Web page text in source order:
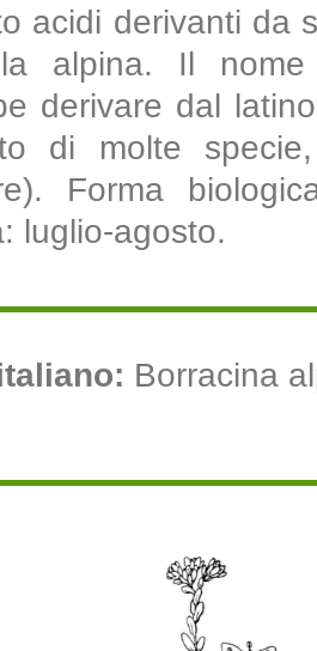
acidi derivanti da
alpina. Il
derivare dal
di molte
Forma
luglio-agosto.
Borracina